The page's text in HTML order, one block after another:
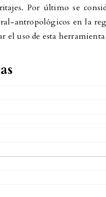
Por último se
antropológicos en la
el uso de esta